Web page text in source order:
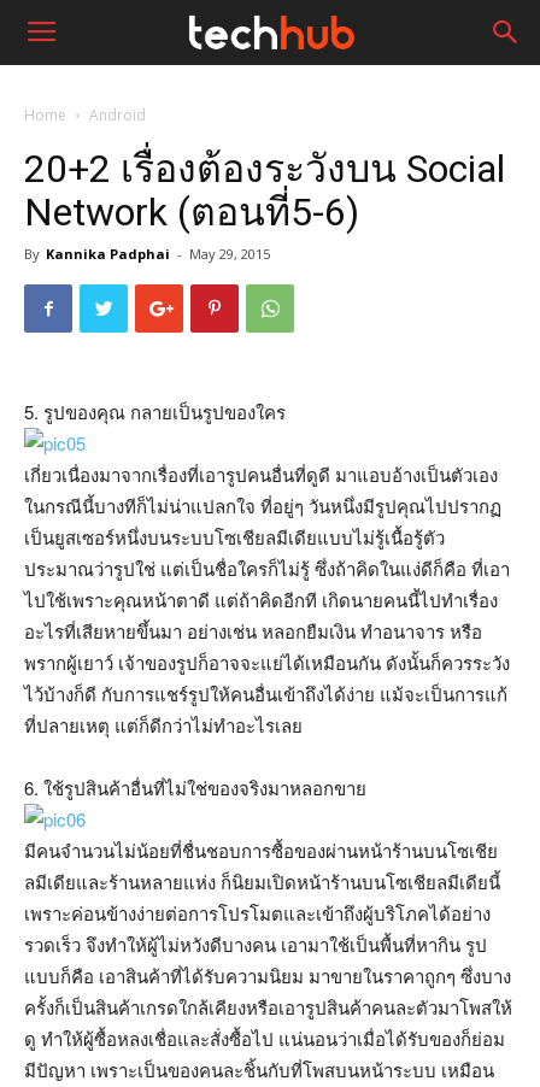
Home Android
20+2 เรื่องต้องระวังบน Social
Network (ตอนที่5-6)
By Kannika Padphai - May 29, 2015
5. รูปของคุณ กลายเป็นรูปของใคร
เกี่ยวเนื่องมาจากเรื่องที่เอารูปคนอื่นที่ดูดี มาแอบอ้างเป็นตัวเอง
ในกรณีนี้บางทีก็ไม่น่าแปลกใจ ที่อยู่ๆ วันหนึ่งมีรูปคุณไปปรากฏ
เป็นยูสเซอร์หนึ่งบนระบบโซเชียลมีเดียแบบไม่รู้เนื้อรู้ตัว
ประมาณว่ารูปใช่ แต่เป็นชื่อใครก็ไม่รู้ ซึ่งถ้าคิดในแง่ดีก็คือ ที่เอา
ไปใช้เพราะคุณหน้าตาดี แต่ถ้าคิดอีกที เกิดนายคนนี้ไปทำเรื่อง
อะไรที่เสียหายขึ้นมา อย่างเช่น หลอกยืมเงิน ทำอนาจาร หรือ
พรากผู้เยาว์ เจ้าของรูปก็อาจจะแย่ได้เหมือนกัน ดังนั้นก็ควรระวัง
ไว้บ้างก็ดี กับการแชร์รูปให้คนอื่นเข้าถึงได้ง่าย แม้จะเป็นการแก้
ที่ปลายเหตุ แต่ก็ดีกว่าไม่ทำอะไรเลย
6. ใช้รูปสินค้าอื่นที่ไม่ใช่ของจริงมาหลอกขาย
มีคนจำนวนไม่น้อยที่ชื่นชอบการซื้อของผ่านหน้าร้านบนโซเชีย
ลมีเดียและร้านหลายแห่ง ก็นิยมเปิดหน้าร้านบนโซเชียลมีเดียนี้
เพราะค่อนข้างง่ายต่อการโปรโมตและเข้าถึงผู้บริโภคได้อย่าง
รวดเร็ว จึงทำให้ผู้ไม่หวังดีบางคน เอามาใช้เป็นพื้นที่หากิน รูป
แบบก็คือ เอาสินค้าที่ได้รับความนิยม มาขายในราคาถูกๆ ซึ่งบาง
ครั้งก็เป็นสินค้าเกรดใกล้เคียงหรือเอารูปสินค้าคนละตัวมาโพสให้
ดู ทำให้ผู้ซื้อหลงเชื่อและสั่งซื้อไป แน่นอนว่าเมื่อได้รับของก็ย่อม
มีปัญหา เพราะเป็นของคนละชิ้นกับที่โพสบนหน้าระบบ เหมือน